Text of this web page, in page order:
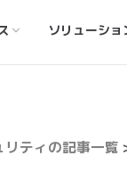
ソリューショ
リティの記事一覧